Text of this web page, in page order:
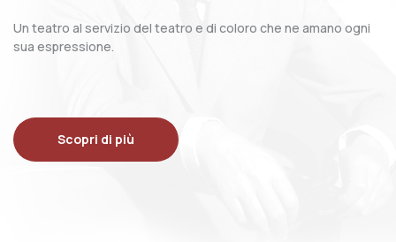
Un teatro al servizio del teatro e di coloro che ne amano ogni
sua espressione.
Scopri di più